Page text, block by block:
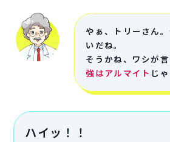
やぁ、トリーさん
いだね。
そうかね、ワシが言
強はアルマイト じ
ハイッ！！